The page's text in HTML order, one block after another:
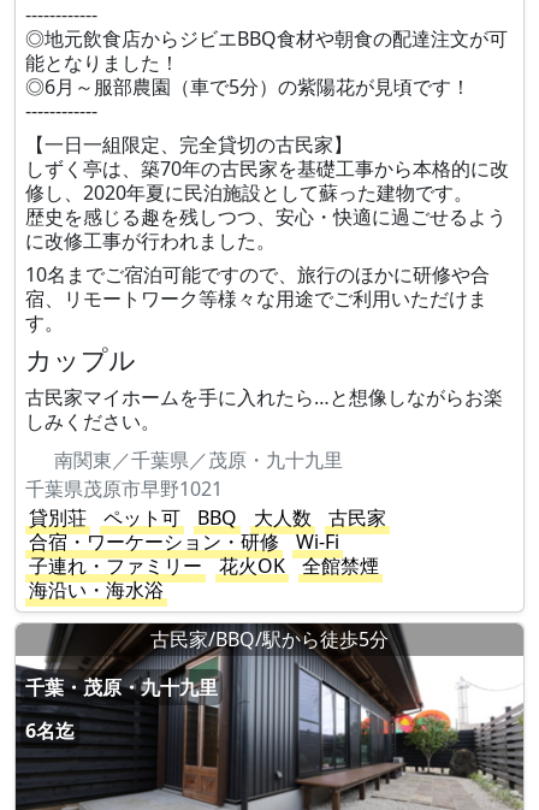
------------
◎地元飲食店からジビエBBQ食材や朝食の配達注文が可
能となりました！
◎6月～服部農園（車で5分）の紫陽花が見頃です！
------------
【一日一組限定、完全貸切の古民家】
しずく亭は、築70年の古民家を基礎工事から本格的に改
修し、2020年夏に民泊施設として蘇った建物です。
歴史を感じる趣を残しつつ、安心・快適に過ごせるよう
に改修工事が行われました。
10名までご宿泊可能ですので、旅行のほかに研修や合
宿、リモートワーク等様々な用途でご利用いただけま
す。
カップル
古民家マイホームを手に入れたら…と想像しながらお楽
しみください。
南関東／千葉県／茂原・九十九里
千葉県茂原市早野1021
貸別荘
ペット可 BBQ 大人数
古民家
合宿・ワーケーション・研修
Wi-Fi
子連れ・ファミリー
花火OK
全館禁煙
海沿い・海水浴
古民家/BBQ/駅から徒歩5分
千葉・茂原・九十九里
6名迄